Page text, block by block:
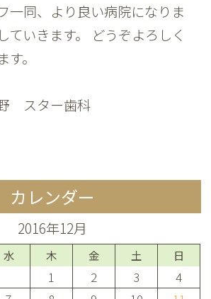
一同、より良い病院になりま
ていきます。 どうぞよろしく
。
スター歯科
カレンダー
2016年12月
水 木 金 土 日
1 2 3
4